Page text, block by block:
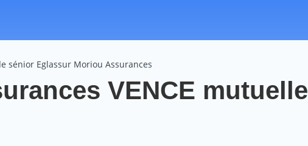
sénior Eglassur Moriou Assurances
VENCE mutuelle